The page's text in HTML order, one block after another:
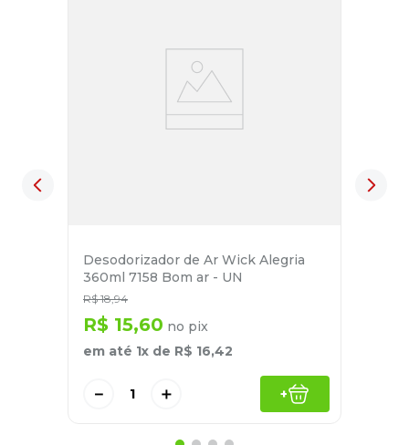
Desodorizador de Ar Wick Alegria
360ml 7158 Bom ar - UN
R$ 18,94
R$ 15,60 no pix
em até 1x de R$ 16,42
＋
－ +